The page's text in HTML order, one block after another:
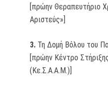
[πρώην Θεραπευτήριο
Αριστεύς»]
3. Τη Δομή Βόλου του
[πρώην Κέντρο
(Κε.Σ.Α.Α.Μ.)]